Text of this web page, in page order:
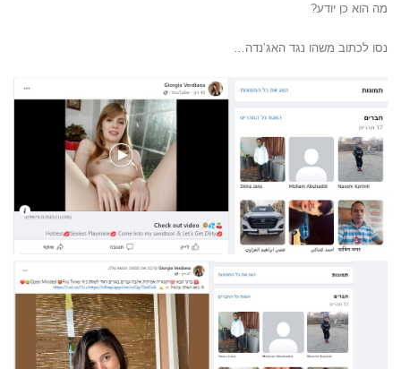
מה הוא כן יודע?
נסו לכתוב משהו נגד האג’נדה…